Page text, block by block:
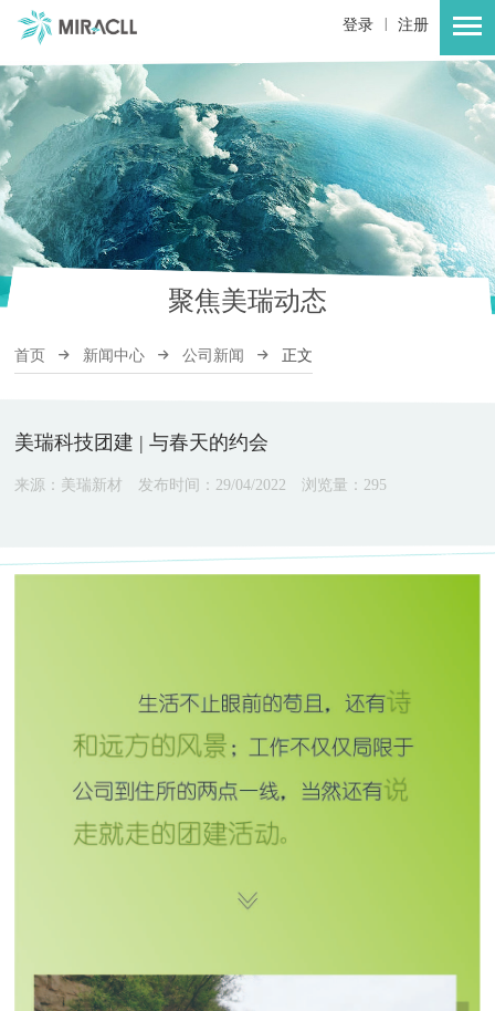
登录 注册
聚焦美瑞动态
首页 新闻中心 公司新闻 正文
美瑞科技团建 | 与春天的约会
来源：美瑞新材 发布时间：29/04/2022 浏览量： 295